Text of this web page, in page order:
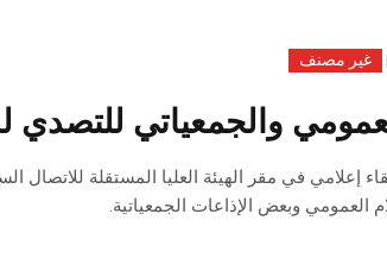
غير مصنف
والجمعياتي للتصدي
يوم أمس الجمعة 16 اكتوبر 2020 لقاء إعلامي في مقر الهيئة
العمومي وبعض الإذاعات الجمعياتية.